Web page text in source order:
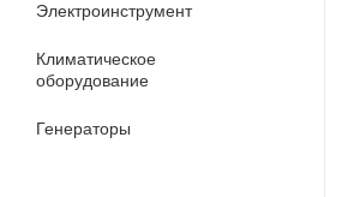
Электроинструмент
Климатическое
оборудование
Генераторы